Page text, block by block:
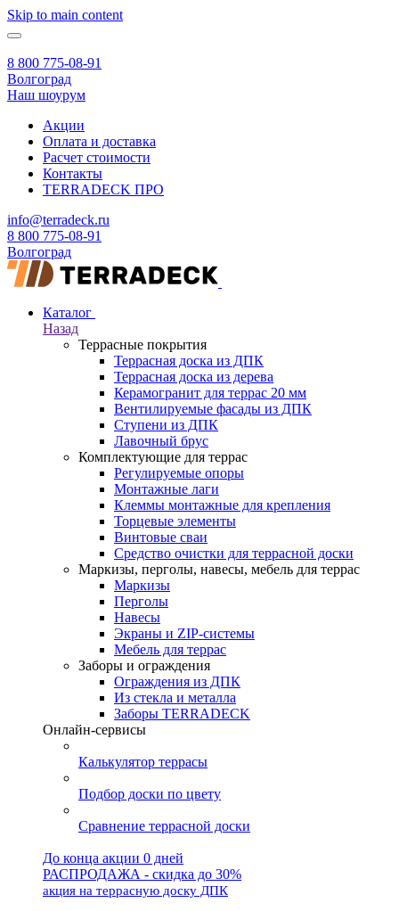
Skip to main content
8 800 775-08-91
Волгоград
Наш шоурум
Акции
Оплата и доставка
Расчет стоимости
Контакты
TERRADECK ПРО
info@terradeck.ru
8 800 775-08-91
Волгоград
Каталог
Назад
Террасные покрытия
Террасная доска из ДПК
Террасная доска из дерева
Керамогранит для террас 20 мм
Вентилируемые фасады из ДПК
Ступени из ДПК
Лавочный брус
Комплектующие для террас
Регулируемые опоры
Монтажные лаги
Клеммы монтажные для крепления
Торцевые элементы
Винтовые сваи
Средство очистки для террасной доски
Маркизы, перголы, навесы, мебель для террас
Маркизы
Перголы
Навесы
Экраны и ZIP-системы
Мебель для террас
Заборы и ограждения
Ограждения из ДПК
Из стекла и металла
Заборы TERRADECK
Онлайн-сервисы
Калькулятор террасы
Подбор доски по цвету
Сравнение террасной доски
До конца акции 0 дней
РАСПРОДАЖА - скидка до 30%
акция на террасную доску ДПК